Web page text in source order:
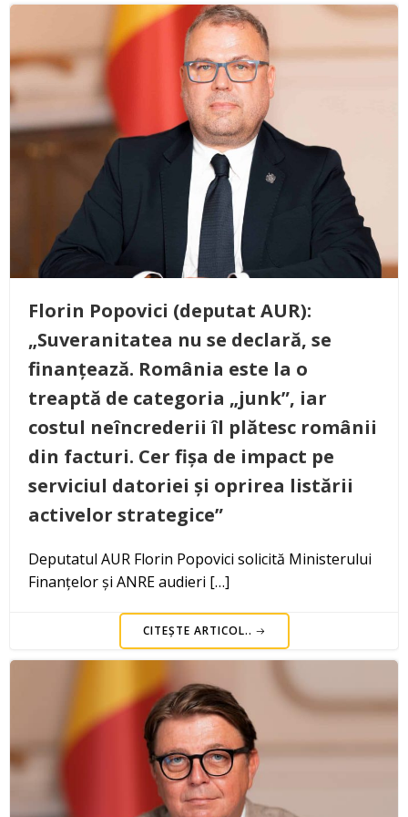
Florin Popovici (deputat AUR):
„Suveranitatea nu se declară, se
finanțează. România este la o
treaptă de categoria „junk”, iar
costul neîncrederii îl plătesc românii
din facturi. Cer fișa de impact pe
serviciul datoriei și oprirea listării
activelor strategice”
Deputatul AUR Florin Popovici solicită Ministerului
Finanțelor și ANRE audieri […]
CITEȘTE ARTICOL..